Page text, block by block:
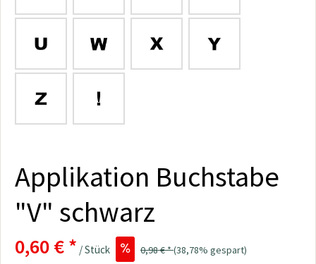
Applikation Buchstabe
"V" schwarz
0,60 € * / Stück 0,98 € *(38,78% gespart)